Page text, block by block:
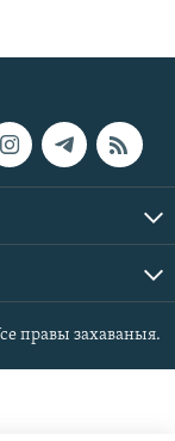
правы захаваныя.